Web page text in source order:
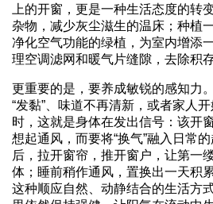
上的开窗，更是一种生活态度的转
杂物，减少灰尘滋生的温床；种植
净化空气功能的绿植，为室内增添
理空调滤网和暖气片缝隙，去除积
更重要的是，要养成敏锐的感知力
“发黏”、味道不再清新，或者家人
时，这就是身体在发出信号：该开
想起通风，而要将“换气”融入日常
后，拉开窗帘，推开窗户，让第一
体；睡前稍作通风，置换出一天积
这种顺应自然、动静结合的生活方